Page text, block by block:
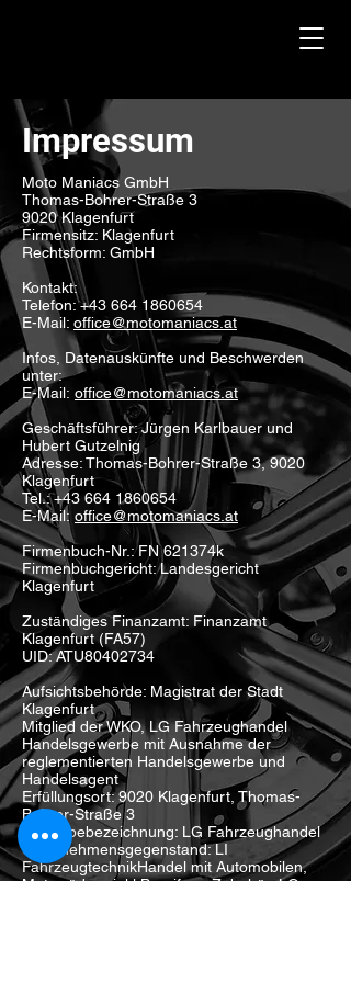
Impressum
Moto Maniacs GmbH
Thomas-Bohrer-Straße 3
9020 Klagenfurt
Firmensitz: Klagenfurt
Rechtsform: GmbH
Kontakt:
Telefon:+43 664 1860654
E-Mail: office@motomaniacs.at
Infos, Datenauskünfte und Beschwerden
unter:
E-Mail: office@motomaniacs.at
Geschäftsführer: Jürgen Karlbauer und
Hubert Gutzelnig
Adresse: Thomas-Bohrer-Straße 3, 9020
Klagenfurt
Tel.:+43 664 1860654
E-Mail: office@motomaniacs.at
Firmenbuch-Nr.: FN 621374k
Firmenbuchgericht: Landesgericht
Klagenfurt
Zuständiges Finanzamt: Finanzamt
Klagenfurt (FA57)
UID: ATU80402734
Aufsichtsbehörde: Magistrat der Stadt
Klagenfurt
Mitglied der WKO, LG Fahrzeughandel
Handelsgewerbe mit Ausnahme der
reglementierten Handelsgewerbe und
Handelsagent
Erfüllungsort: 9020 Klagenfurt, Thomas-
Bohrer-Straße 3
Gewerbebezeichnung: LG Fahrzeughandel
Unternehmensgegenstand: LI
FahrzeugtechnikHandel mit Automobilen,
Motorrädern inkl.Bereifung,Zubehör, LG